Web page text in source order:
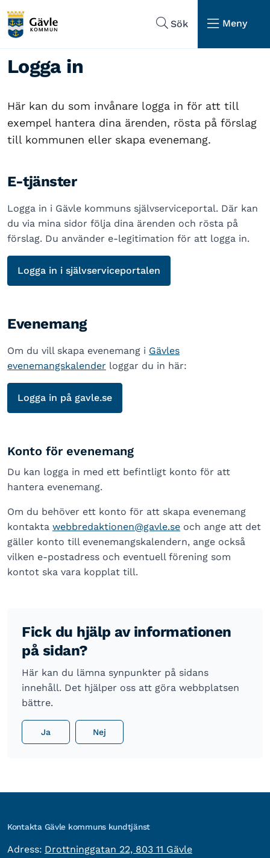
Sök
Meny
Logga in
Här kan du som invånare logga in för att till
exempel hantera dina ärenden, rösta på förslag
till kommunen eller skapa evenemang.
E-tjänster
Logga in i Gävle kommuns självserviceportal. Där kan
du via mina sidor följa dina ärenden och rösta på
förslag. Du använder e-legitimation för att logga in.
Logga in i självserviceportalen
Evenemang
Om du vill skapa evenemang i Gävles
evenemangskalender loggar du in här:
Logga in på gavle.se
Konto för evenemang
Du kan logga in med ett befintligt konto för att
hantera evenemang.
Om du behöver ett konto för att skapa evenemang
kontakta webbredaktionen@gavle.se och ange att det
gäller konto till evenemangskalendern, ange också
vilken e-postadress och eventuell förening som
kontot ska vara kopplat till.
Fick du hjälp av informationen
på sidan?
Här kan du lämna synpunkter på sidans
innehåll. Det hjälper oss att göra webbplatsen
bättre.
Ja Nej
Kontakta Gävle kommuns kundtjänst
Adress: besöksadress:
Drottninggatan 22, 803 11 Gävle